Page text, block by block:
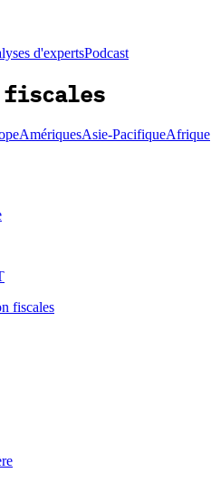
d'expertsPodcast
AmériquesAsie-PacifiqueAfrique
fiscales